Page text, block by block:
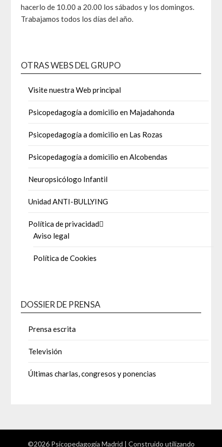
hacerlo de 10.00 a 20.00 los sábados y los domingos.
Trabajamos todos los días del año.
OTRAS WEBS DEL GRUPO
Visite nuestra Web principal
Psicopedagogía a domicilio en Majadahonda
Psicopedagogía a domicilio en Las Rozas
Psicopedagogía a domicilio en Alcobendas
Neuropsicólogo Infantil
Unidad ANTI-BULLYING
Política de privacidad
Aviso legal
Política de Cookies
DOSSIER DE PRENSA
Prensa escrita
Televisión
Últimas charlas, congresos y ponencias
©2026 Psicopedagogía Madrid | Construido utilizando